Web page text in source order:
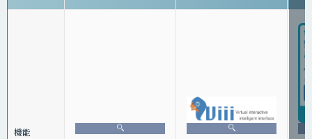
機能